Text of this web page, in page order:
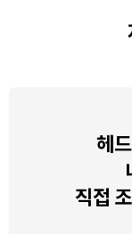
헤
직접